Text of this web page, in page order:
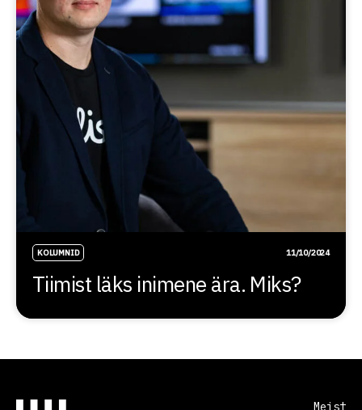
KOLUMNID 11/10/2024
Tiimist läks inimene ära. Miks?
Meist